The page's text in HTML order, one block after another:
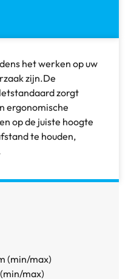
het werken op uw
zijn.De
zorgt
ergonomische
op de juiste hoogte
te houden,
(min/max)
max)